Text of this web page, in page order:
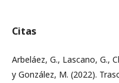
Citas
Arbeláez, G., Lascano, G.,
y González, M. (2022).